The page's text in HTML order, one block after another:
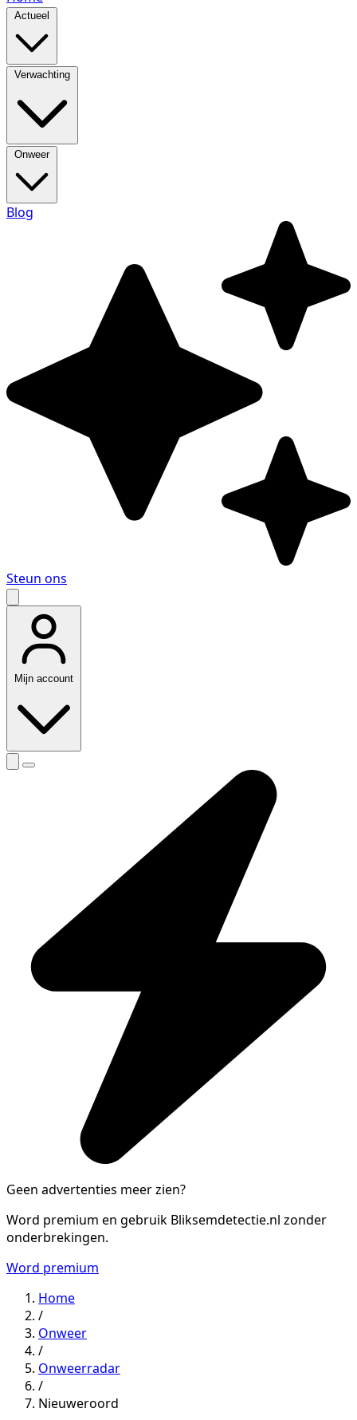
Actueel
Verwachting
Onweer
Blog
Steun ons
Mijn account
Geen advertenties meer zien?
Word premium en gebruik Bliksemdetectie.nl zonder
onderbrekingen.
Word premium
Home
/
Onweer
/
Onweerradar
/
Nieuweroord